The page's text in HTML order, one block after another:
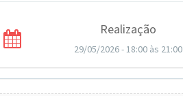
Realização
29/05/2026 - 18:00 às 21:00